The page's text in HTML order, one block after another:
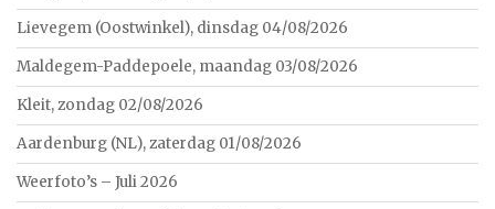
Lievegem (Oostwinkel), dinsdag 04/08/2026
Maldegem-Paddepoele, maandag 03/08/2026
Kleit, zondag 02/08/2026
Aardenburg (NL), zaterdag 01/08/2026
Weerfoto’s – Juli 2026